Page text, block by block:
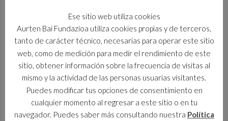
1ra FASE
DOCUMENTACIÓN:
2024/05 Zornotzako Barnetegia LICITACIÓN
Descripción de los trabajos presupuestados
Planos 1era Fase
Ese sitio web utiliza cookies
Aurten Bai Fundazioa utiliza cookies propias y de terceros,
tanto de carácter técnico, necesarias para operar este sitio
web, como de medición para medir el rendimiento de este
sitio, obtener información sobre la frecuencia de visitas al
mismo y la actividad de las personas usuarias visitantes.
Puedes modificar tus opciones de consentimiento en
cualquier momento al regresar a este sitio o en tu
navegador. Puedes saber más consultando nuestra Política